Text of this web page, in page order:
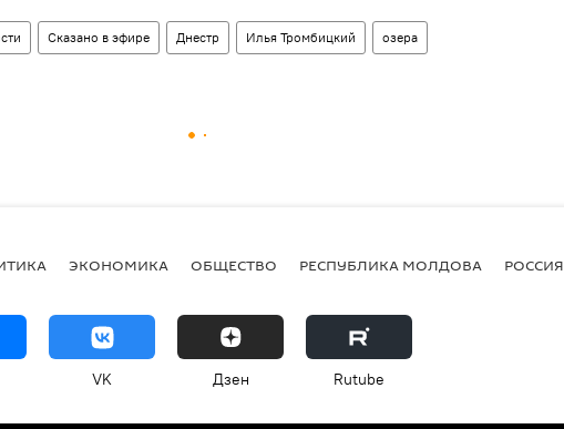
Сказано в эфире Днестр Илья Тромбицкий озера
ЭКОНОМИКА ОБЩЕСТВО РЕСПУБЛИКА МОЛДОВА РОССИЯ
VK Дзен Rutube